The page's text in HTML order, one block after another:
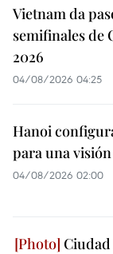
Vietnam da
semifinales de
2026
04/08/2026 04:25
Hanoi
para una
04/08/2026 02:00